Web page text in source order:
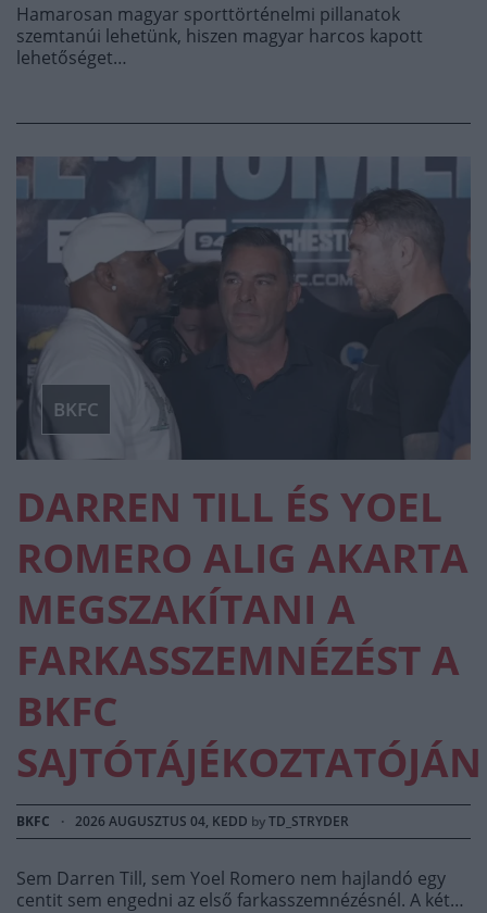
Hamarosan magyar sporttörténelmi pillanatok
szemtanúi lehetünk, hiszen magyar harcos kapott
lehetőséget…
BKFC
DARREN TILL ÉS YOEL
ROMERO ALIG AKARTA
MEGSZAKÍTANI A
FARKASSZEMNÉZÉST A
BKFC
SAJTÓTÁJÉKOZTATÓJÁN
BKFC · 2026 AUGUSZTUS 04, KEDD byTD_STRYDER
Sem Darren Till, sem Yoel Romero nem hajlandó egy
centit sem engedni az első farkasszemnézésnél. A két…